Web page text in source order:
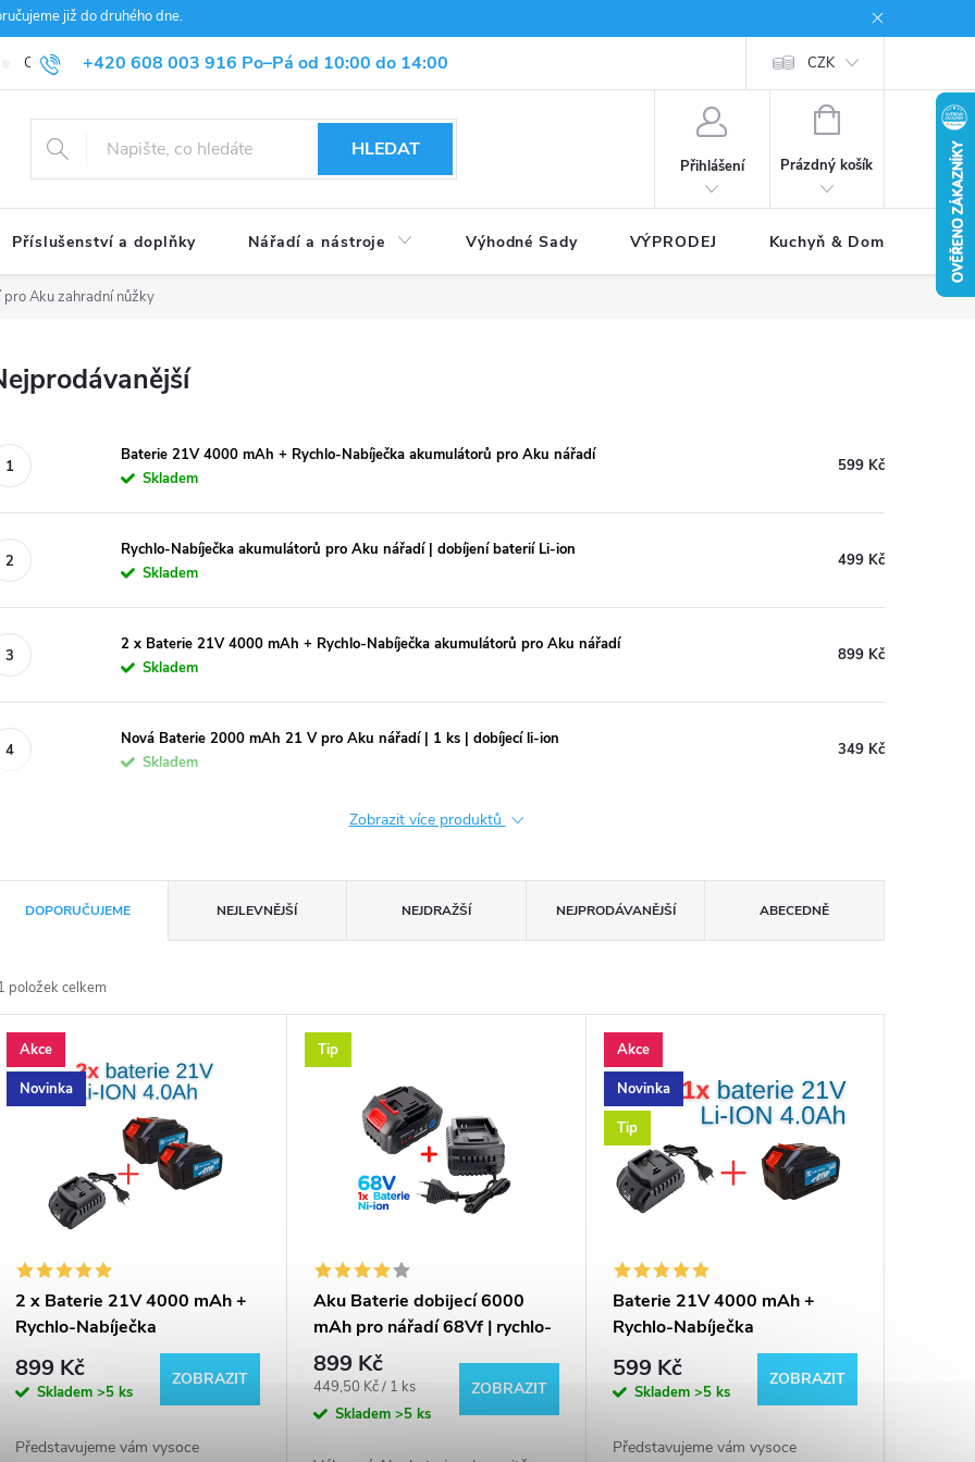
již do druhého dne.
+420 608 003 916 Po–Pá od 10:00 do 14:00
Obchodní podmínky Ochrana osobních údajů a GDPR Kontakt CZK
HLEDAT
Přihlášení
NÁKUPNÍ
Prázdný košík
Příslušenství a doplňky Nářadí a nástroje Výhodné Sady VÝPRODEJ Kuchyň & Domácnost
pro Aku zahradní nůžky
Baterie 21V 4000 mAh + Rychlo-Nabíječka akumulátorů pro Aku nářadí
Skladem
599 Kč
Rychlo-Nabíječka akumulátorů pro Aku nářadí | dobíjení baterií Li-ion
Skladem
499 Kč
2 x Baterie 21V 4000 mAh + Rychlo-Nabíječka akumulátorů pro Aku nářadí
Skladem
899 Kč
Nová Baterie 2000 mAh 21 V pro Aku nářadí | 1 ks | dobíjecí li-ion
Skladem
349 Kč
Zobrazit více produktů
e
n
DOPORUČUJEME NEJLEVNĚJŠÍ NEJDRAŽŠÍ NEJPRODÁVANĚJŠÍ ABECEDNĚ
položek celkem
V
ý
Akce
Novinka
2 x Baterie 21V 4000 mAh +
Rychlo-Nabíječka
akumulátorů pro Aku nářadí
899 Kč
Skladem >5 ks
ZOBRAZIT
Představujeme vám vysoce
Tip
Aku Baterie dobijecí 6000
mAh pro nářadí 68Vf | rychlo-
nabíječka ZDARMA
899 Kč
Měrná
cena:
449,50 Kč / 1 ks
Skladem>5 ks
ZOBRAZIT
Akce
Novinka
Tip
Baterie 21V 4000 mAh +
Rychlo-Nabíječka
akumulátorů pro Aku nářadí
599 Kč
Skladem >5 ks
ZOBRAZIT
Představujeme vám vysoce